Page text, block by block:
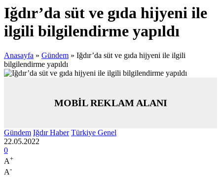
Iğdır’da süt ve gıda hijyeni ile
ilgili bilgilendirme yapıldı
Anasayfa » Gündem » Iğdır’da süt ve gıda hijyeni ile ilgili
bilgilendirme yapıldı
MOBİL REKLAM ALANI
Gündem Iğdır Haber Türkiye Genel
22.05.2022
0
A+
A-